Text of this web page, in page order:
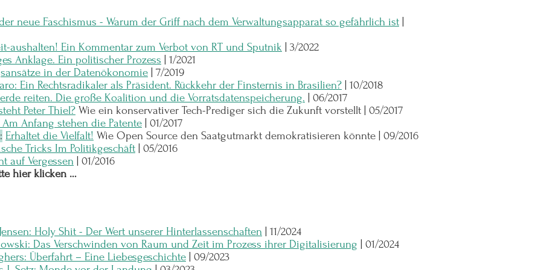
neue Faschismus - Warum der Griff nach dem Verwaltungsapparat so gefährlich ist
aushalten! Ein Kommentar zum Verbot von RT und Sputnik
3/2022
Anklage. Ein politischer Prozess
1/2021
in der Datenökonomie
7/2019
Ein Rechtsradikaler als Präsident. Rückkehr der Finsternis in Brasilien?
10/2018
reiten. Die große Koalition und die Vorratsdatenspeicherung.
06/2017
Peter Thiel? Wie ein konservativer Tech-Prediger sich die Zukunft vorstellt | 05/2017
Anfang stehen die Patente | 01/2017
Erhaltet die Vielfalt! Wie Open Source den Saatgutmarkt demokratisieren könnte | 09/2016
Tricks Im Politikgeschäft | 05/2016
auf Vergessen | 01/2016
hier klicken …
Holy Shit - Der Wert unserer Hinterlassenschaften
11/2024
Das Verschwinden von Raum und Zeit im Prozess ihrer Digitalisierung
01/2024
Überfahrt – Eine Liebesgeschichte
09/2023